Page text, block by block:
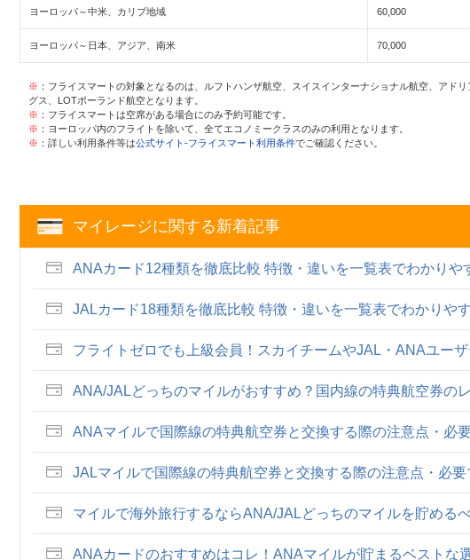
ヨーロッパ～中米、カリブ地域 60,000
ヨーロッパ～日本、アジア、南米 70,000
※ ：フライスマートの対象となるのは、ルフトハンザ航空、スイスインターナショナル航空、ア
グス、LOTポーランド航空となります。
※ ：フライスマートは空席がある場合にのみ予約可能です。
※ ：ヨーロッパ内のフライトを除いて、全てエコノミークラスのみの利用となります。
※ ：詳しい利用条件等は公式サイト-フライスマート利用条件でご確認ください。
マイレージに関する新着記事
ANAカード12種類を徹底比較 特徴・違いを一覧表でわかりや
JALカード18種類を徹底比較 特徴・違いを一覧表でわかりや
フライトゼロでも上級会員！スカイチームやJAL・ANAユー
ANA/JALどっちのマイルがおすすめ？国内線の特典航空券の
ANAマイルで国際線の特典航空券と交換する際の注意点・必
JALマイルで国際線の特典航空券と交換する際の注意点・必
マイルで海外旅行するならANA/JALどっちのマイルを貯める
ANAカードのおすすめはコレ！ANAマイルが貯まるベストな